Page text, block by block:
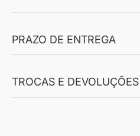
PRAZO DE ENTREGA
TROCAS E DEVOLUÇÕES